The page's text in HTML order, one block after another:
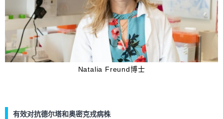
Natalia Freund博士
有效对抗德尔塔和奥密克戎病株